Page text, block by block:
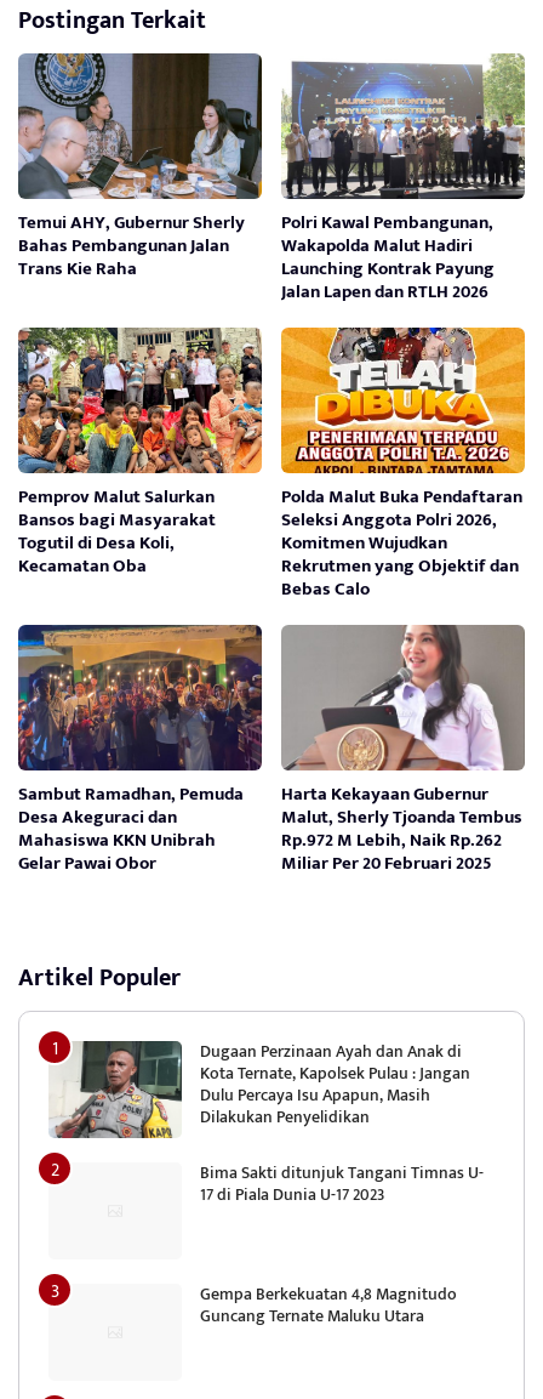
Postingan Terkait
Temui AHY, Gubernur Sherly
Bahas Pembangunan Jalan
Trans Kie Raha
Polri Kawal Pembangunan,
Wakapolda Malut Hadiri
Launching Kontrak Payung
Jalan Lapen dan RTLH 2026
Pemprov Malut Salurkan
Bansos bagi Masyarakat
Togutil di Desa Koli,
Kecamatan Oba
Polda Malut Buka Pendaftaran
Seleksi Anggota Polri 2026,
Komitmen Wujudkan
Rekrutmen yang Objektif dan
Bebas Calo
Sambut Ramadhan, Pemuda
Desa Akeguraci dan
Mahasiswa KKN Unibrah
Gelar Pawai Obor
Harta Kekayaan Gubernur
Malut, Sherly Tjoanda Tembus
Rp.972 M Lebih, Naik Rp.262
Miliar Per 20 Februari 2025
Artikel Populer
Dugaan Perzinaan Ayah dan Anak di
Kota Ternate, Kapolsek Pulau : Jangan
Dulu Percaya Isu Apapun, Masih
Dilakukan Penyelidikan
Bima Sakti ditunjuk Tangani Timnas U-
17 di Piala Dunia U-17 2023
Gempa Berkekuatan 4,8 Magnitudo
Guncang Ternate Maluku Utara